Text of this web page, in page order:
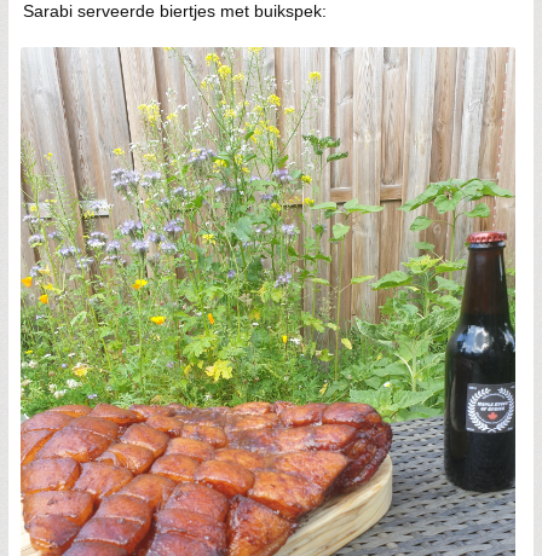
Sarabi serveerde biertjes met buikspek: